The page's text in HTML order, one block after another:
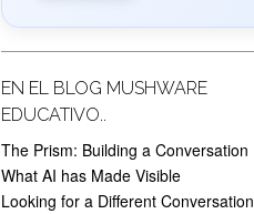
EN EL BLOG MUSHWARE
EDUCATIVO..
The Prism: Building a Conversation
What AI has Made Visible
Looking for a Different Conversation